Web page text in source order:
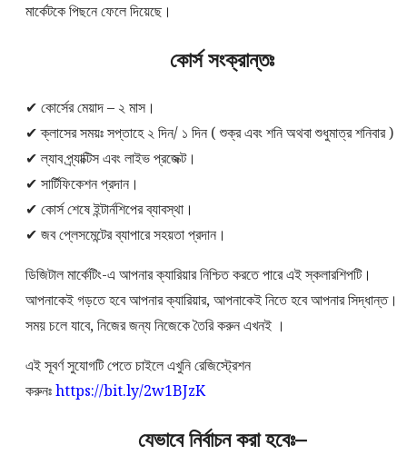
মার্কেটকে পিছনে ফেলে দিয়েছে।
কোর্স সংক্রান্তঃ
✔ কোর্সের মেয়াদ – ২ মাস।
✔ ক্লাসের সময়ঃ সপ্তাহে ২ দিন/ ১ দিন ( শুক্র এবং শনি অথবা শুধুমাত্র শনিবার )
✔ ল্যাব প্র্যাক্টিস এবং লাইভ প্রজেক্ট।
✔ সার্টিফিকেশন প্রদান।
✔ কোর্স শেষে ইন্টার্নশিপের ব্যাবস্থা।
✔ জব প্লেসমেন্টের ব্যাপারে সহয়তা প্রদান।
ডিজিটাল মার্কেটিং-এ আপনার ক্যারিয়ার নিশ্চিত করতে পারে এই স্কলারশিপটি।
আপনাকেই গড়তে হবে আপনার ক্যারিয়ার, আপনাকেই নিতে হবে আপনার সিদ্ধান্ত।
সময় চলে যাবে, নিজের জন্য নিজেকে তৈরি করুন এখনই ।
এই সূবর্ণ সুযোগটি পেতে চাইলে এখুনি রেজিস্ট্রেশন
করুনঃhttps://bit.ly/2w1BJzK
যেভাবে নির্বাচন করা হবেঃ–